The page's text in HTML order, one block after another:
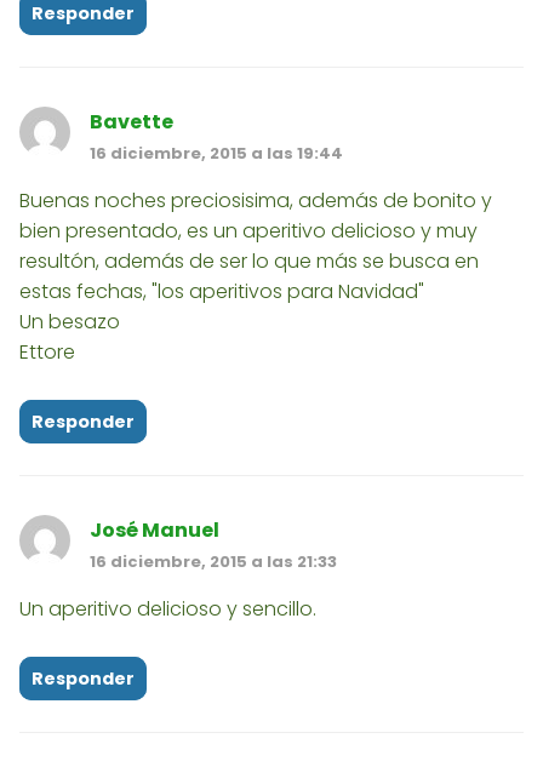
Responder
Bavette
16 diciembre, 2015 a las 19:44
Buenas noches preciosisima, además de bonito y
bien presentado, es un aperitivo delicioso y muy
resultón, además de ser lo que más se busca en
estas fechas, "los aperitivos para Navidad"
Un besazo
Ettore
Responder
José Manuel
16 diciembre, 2015 a las 21:33
Un aperitivo delicioso y sencillo.
Responder